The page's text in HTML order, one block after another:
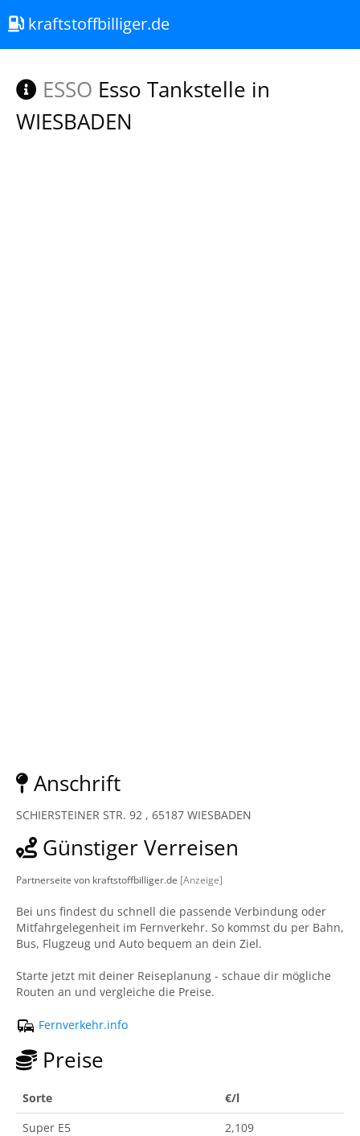
kraftstoffbilliger.de
ESSO Esso Tankstelle in
WIESBADEN
Anschrift
SCHIERSTEINER STR. 92 , 65187 WIESBADEN
Günstiger Verreisen
Partnerseite von kraftstoffbilliger.de [Anzeige]
Bei uns findest du schnell die passende Verbindung oder
Mitfahrgelegenheit im Fernverkehr. So kommst du per Bahn,
Bus, Flugzeug und Auto bequem an dein Ziel.
Starte jetzt mit deiner Reiseplanung - schaue dir mögliche
Routen an und vergleiche die Preise.
Fernverkehr.info
Preise
Sorte
€/l
Super E5
2,109